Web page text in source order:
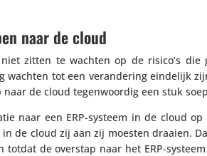
naar de cloud
zitten te wachten op de risico’s
wachten tot een veran­de­ring eindelijk
de cloud tegen­woordig een stuk
naar een ERP-systeem in de cloud
de cloud zij aan zij moesten draaien.
totdat de overstap naar het ERP-